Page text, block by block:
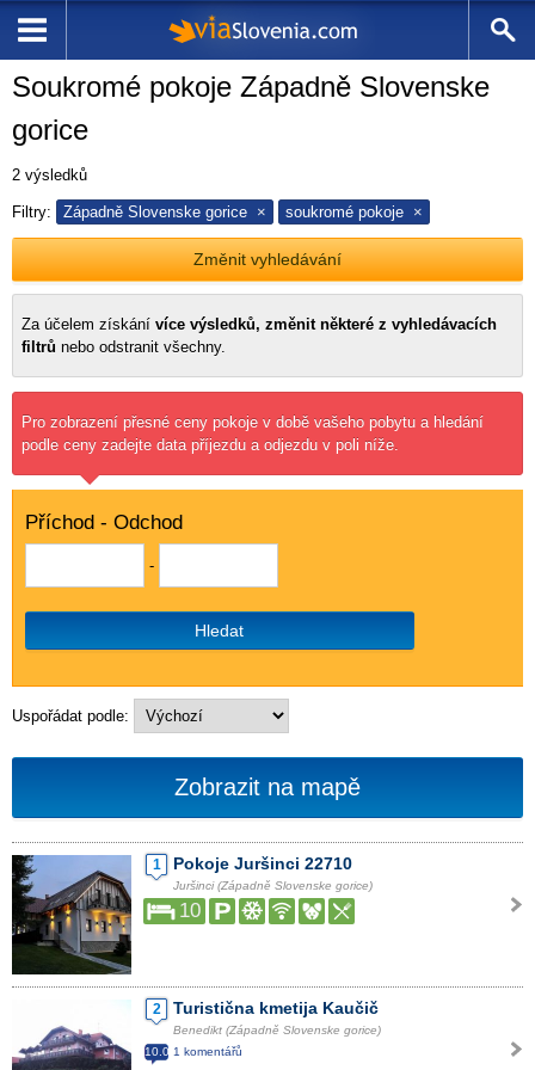
Soukromé pokoje Západně Slovenske
gorice
2 výsledků
Filtry: Západně Slovenske gorice soukromé pokoje
Změnit vyhledávání
Za účelem získání více výsledků, změnit některé z vyhledávacích
filtrů nebo odstranit všechny.
Pro zobrazení přesné ceny pokoje v době vašeho pobytu a hledání
podle ceny zadejte data příjezdu a odjezdu v poli níže.
Příchod - Odchod
-
Hledat
Uspořádat podle:
Zobrazit na mapě
1 Pokoje Juršinci 22710
Juršinci (Západně Slovenske gorice)
10
2 Turistična kmetija Kaučič
Benedikt (Západně Slovenske gorice)
10.0 1 komentářů